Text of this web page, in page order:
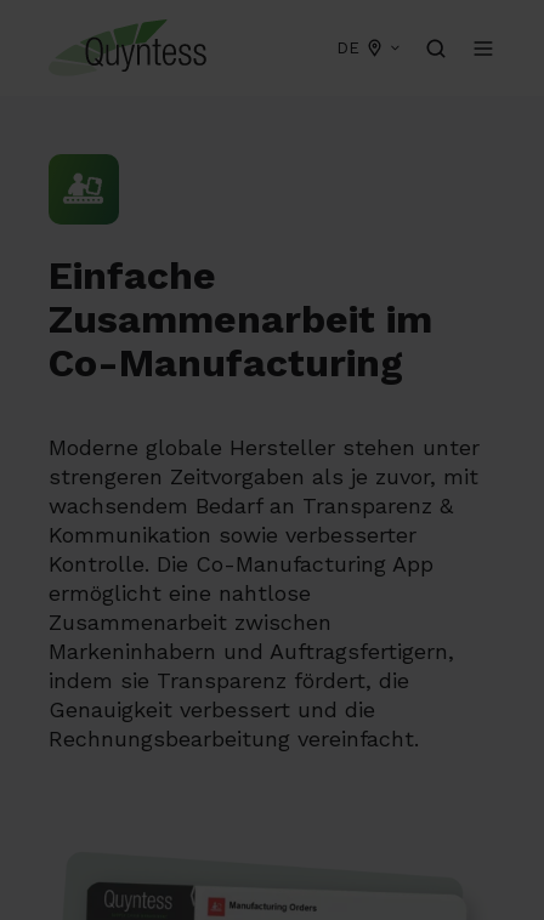
DE
Einfache
Zusammenarbeit im
Co-Manufacturing
Moderne globale Hersteller stehen unter
strengeren Zeitvorgaben als je zuvor, mit
wachsendem Bedarf an Transparenz &
Kommunikation sowie verbesserter
Kontrolle. Die Co-Manufacturing App
ermöglicht eine nahtlose
Zusammenarbeit zwischen
Markeninhabern und Auftragsfertigern,
indem sie Transparenz fördert, die
Genauigkeit verbessert und die
Rechnungsbearbeitung vereinfacht.